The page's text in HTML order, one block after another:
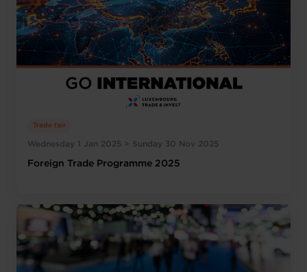
Wednesday 1 Jan 2025 > Sunday 30 Nov 2025
Trade fair
Foreign Trade Programme 2025